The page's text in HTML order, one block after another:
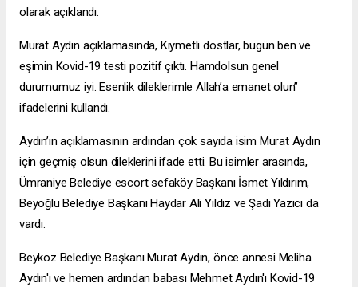
olarak açıklandı.
Murat Aydın açıklamasında, Kıymetli dostlar, bugün ben ve
eşimin Kovid-19 testi pozitif çıktı. Hamdolsun genel
durumumuz iyi. Esenlik dileklerimle Allah’a emanet olun”
ifadelerini kullandı.
Aydın’ın açıklamasının ardından çok sayıda isim Murat Aydın
için geçmiş olsun dileklerini ifade etti. Bu isimler arasında,
Ümraniye Belediye escort sefaköyBaşkanı İsmet Yıldırım,
Beyoğlu Belediye Başkanı Haydar Ali Yıldız ve Şadi Yazıcı da
vardı.
Beykoz Belediye Başkanı Murat Aydın, önce annesi Meliha
Aydın'ı ve hemen ardından babası Mehmet Aydın'ı Kovid-19